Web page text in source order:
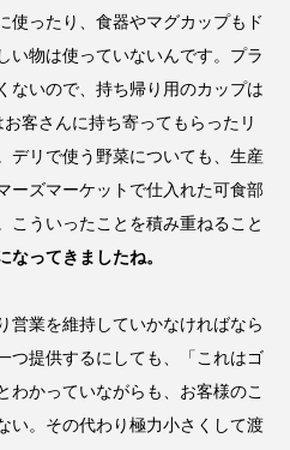
使ったり、食器やマグカップもド
い物は使っていないんです。プラ
ないので、持ち帰り用のカップは
客さんに持ち寄ってもらったリ
デリで使う野菜についても、生産
ーズマーケットで仕入れた可食部
こういったことを積み重ねること
なってきましたね。
営業を維持していかなければなら
つ提供するにしても、「これはゴ
わかっていながらも、お客様のこ
い。 その代わり極力小さくして渡